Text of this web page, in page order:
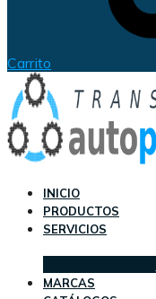
Carrito
INICIO
PRODUCTOS
SERVICIOS
MARCAS